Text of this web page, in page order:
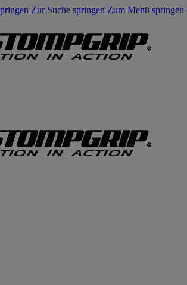
Zur Suche springen Zum Menü springen